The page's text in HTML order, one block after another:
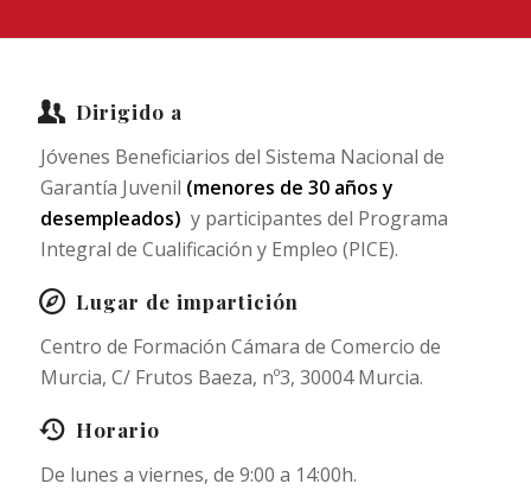
Dirigido a
Jóvenes Beneficiarios del Sistema Nacional de
Garantía Juvenil (menores de 30 años y
desempleados) y participantes del Programa
Integral de Cualificación y Empleo (PICE).
Lugar de impartición
Centro de Formación Cámara de Comercio de
Murcia, C/ Frutos Baeza, nº3, 30004 Murcia.
Horario
De lunes a viernes, de 9:00 a 14:00h.